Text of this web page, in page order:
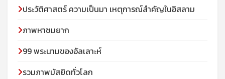
ประวัติศาสตร์ ความเป็นมา เหตุการณ์สำคัญในอิสลาม
ภาพหาชมยาก
99 พระนามของอัลเลาะห์
รวมภาพมัสยิดทั่วโลก